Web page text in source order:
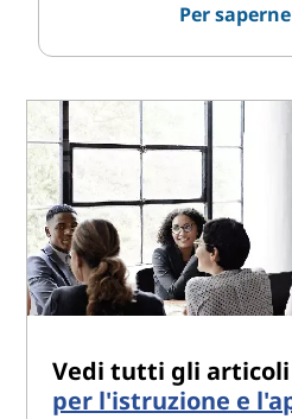
Per
Vedi tutti gli articoli
per l'istruzione e